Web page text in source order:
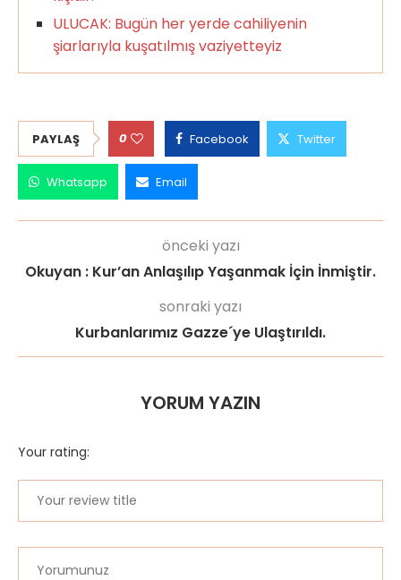
ULUCAK: Bugün her yerde cahiliyenin
şiarlarıyla kuşatılmış vaziyetteyiz
PAYLAŞ 0 Facebook Twitter
Whatsapp Email
önceki yazı
Okuyan : Kur’an Anlaşılıp Yaşanmak İçin İnmiştir.
sonraki yazı
Kurbanlarımız Gazze´ye Ulaştırıldı.
YORUM YAZIN
Your rating: